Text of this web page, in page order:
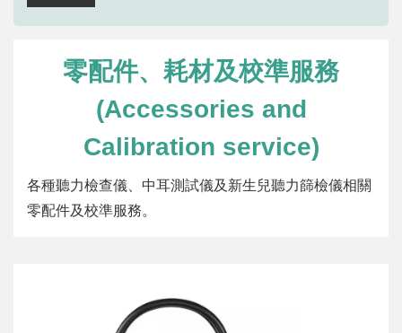
零配件、耗材及校準服務
(Accessories and
Calibration service)
各種聽力檢查儀、中耳測試儀及新生兒聽力篩檢儀相關
零配件及校準服務。